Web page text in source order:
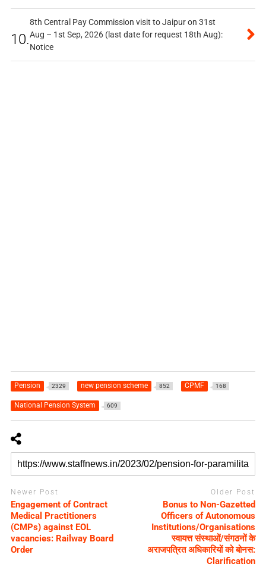
10.
8th Central Pay Commission visit to Jaipur on 31st
Aug – 1st Sep, 2026 (last date for request 18th Aug):
Notice
Pension 2329 new pension scheme 852 CPMF 168
National Pension System 609
Newer Post
Engagement of Contract
Medical Practitioners
(CMPs) against EOL
vacancies: Railway Board
Order
Older Post
Bonus to Non-Gazetted
Officers of Autonomous
Institutions/Organisations
स्वायत्त संस्थाओं/संगठनों के
अराजपत्रित अधिकारियों को बोनस:
Clarification